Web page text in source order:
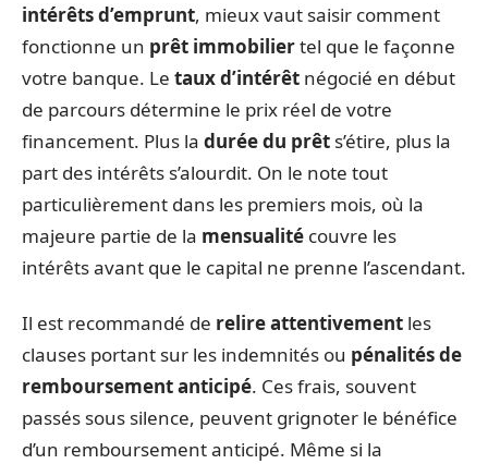
intérêts d’emprunt, mieux vaut saisir comment
fonctionne un prêt immobiliertel que le façonne
votre banque. Le taux d’intérêt négocié en début
de parcours détermine le prix réel de votre
financement. Plus la durée du prêt s’étire, plus la
part des intérêts s’alourdit. On le note tout
particulièrement dans les premiers mois, où la
majeure partie de la mensualité couvre les
intérêts avant que le capital ne prenne l’ascendant.
Il est recommandé de relire attentivement les
clauses portant sur les indemnités ou pénalités de
remboursement anticipé. Ces frais, souvent
passés sous silence, peuvent grignoter le bénéfice
d’un remboursement anticipé. Même si la